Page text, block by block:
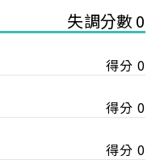
失調分數 0
得分 0
得分 0
得分 0